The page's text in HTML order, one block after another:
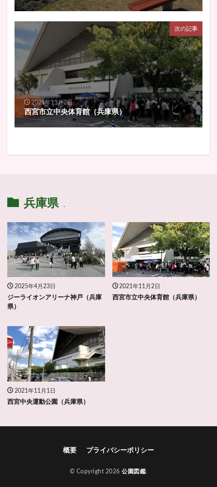
次の記事
2021年11月2日
西宮市立中央体育館（兵庫県）
兵庫県 .
2025年4月23日
ジーライオンアリーナ神戸（兵庫
県）
2021年11月2日
西宮市立中央体育館（兵庫県）
2021年11月1日
西宮中央運動公園（兵庫県）
概要 プライバシーポリシー
© Copyright 2026 公園図鑑.